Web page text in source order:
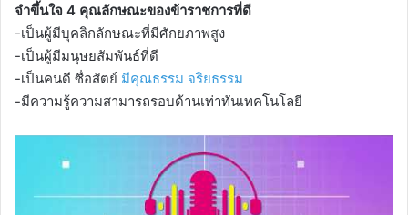
จำขึ้นใจ 4 คุณลักษณะของข้าราชการที่ดี
-เป็นผู้มีบุคลิกลักษณะที่มีศักยภาพสูง
-เป็นผู้มีมนุษยสัมพันธ์ที่ดี
-เป็นคนดี ซื่อสัตย์ มีคุณธรรม จริยธรรม
-มีความรู้ความสามารถรอบด้านเท่าทันเทคโนโลยี